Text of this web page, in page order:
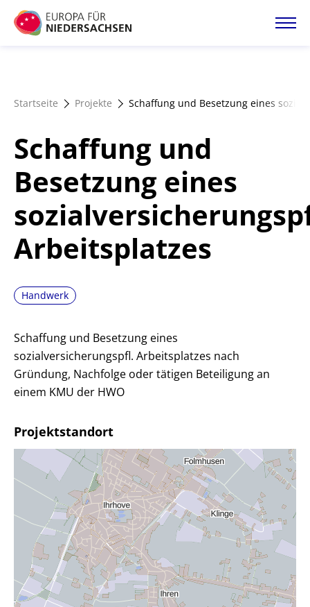
Direkt
zum
Förderangebote
Magazin
Startseite Projekte Schaffung und Besetzung eines
Schaffung und
Besetzung eines
Arbeitsplatzes
Handwerk
Schaffung und Besetzung eines
sozialversicherungspfl. Arbeitsplatzes nach
Gründung, Nachfolge oder tätigen Beteiligung an
einem KMU der HWO
Projektstandort